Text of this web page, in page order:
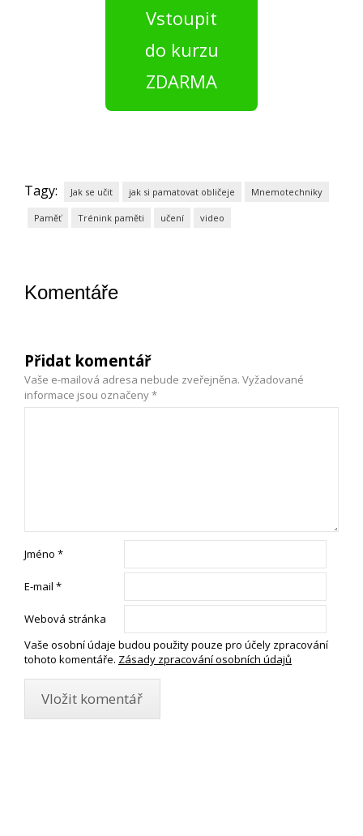
Vstoupit
do kurzu
ZDARMA
Tagy: Jak se učit jak si pamatovat obličeje Mnemotechniky
Paměť Trénink paměti učení video
Komentáře
Přidat komentář
Vaše e-mailová adresa nebude zveřejněna. Vyžadované
informace jsou označeny*
Jméno *
E-mail *
Webová stránka
Vaše osobní údaje budou použity pouze pro účely zpracování
tohoto komentáře. Zásady zpracování osobních údajů